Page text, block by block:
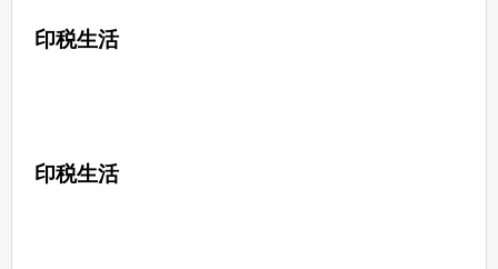
印税生活
印税生活